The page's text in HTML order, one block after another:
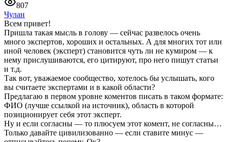
807
Чулан
Всем привет!
Пришла такая мысль в голову — сейчас развелось очень
много экспертов, хороших и остальных. А для многих тот или
иной человек (эксперт) становится чуть ли не кумиром — к
нему прислушиваются, его цитируют, про него пишут статьи
и т.д.
Так вот, уважаемое сообщество, хотелось бы услышать, кого
вы считаете экспертами и в какой области?
Предлагаю в первом уровне коментов писать в таком формате:
ФИО (лучше ссылкой на источник), область в которой
позиционирует себя этот эксперт.
Ну и если согласны — то плюсуем этот комент, не согласны…
Только давайте цивилизованно — если ставите минус —